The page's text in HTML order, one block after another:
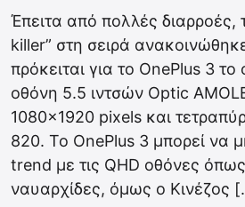
Έπειτα από πολλές διαρροές,
killer” στη σειρά
πρόκειται για το OnePlus 3 το
οθόνη 5.5 ιντσών Optic
1080×1920 pixels και
820. Το OnePlus 3 μπορεί να
trend με τις QHD οθόνες
ναυαρχίδες, όμως ο Κινέζος